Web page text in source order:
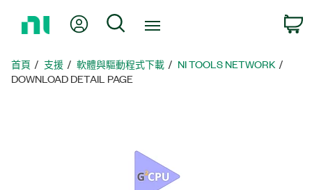
頁
我的帳號 搜尋
首頁 支援 軟體與驅動程式下載
NI TOOLS NETWORK
DOWNLOAD DETAIL PAGE